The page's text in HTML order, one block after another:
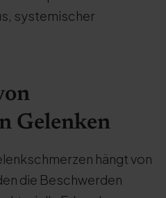
systemischer
Gelenken
hängt von
die Beschwerden